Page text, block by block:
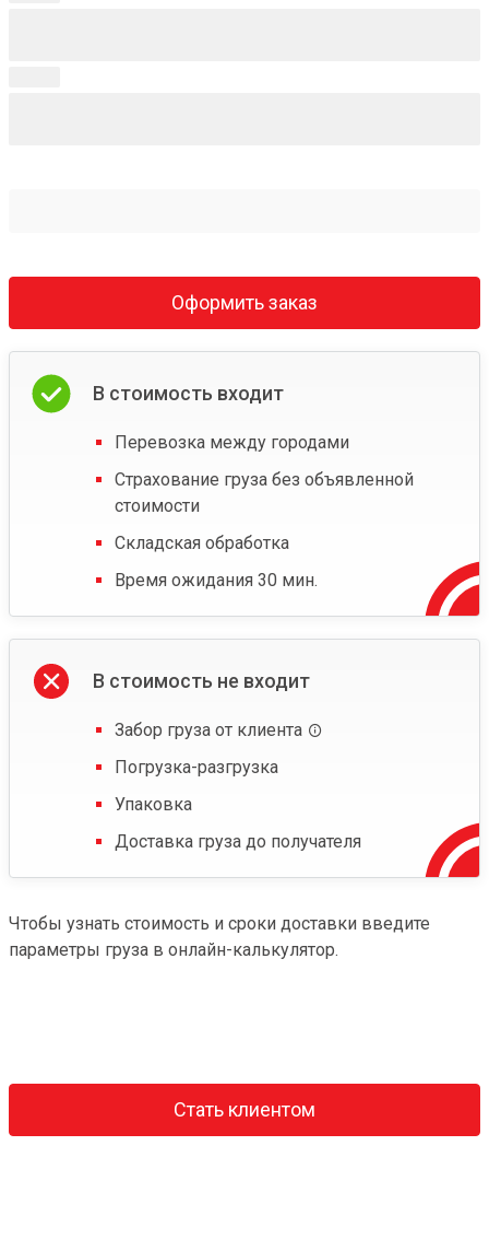
Оформить заказ
В стоимость входит
Перевозка между городами
Страхование груза без объявленной
стоимости
Складская обработка
Время ожидания 30 мин.
В стоимость не входит
Забор груза от клиента
Погрузка-разгрузка
Упаковка
Доставка груза до получателя
Чтобы узнать стоимость и сроки доставки введите
параметры груза в онлайн-калькулятор.
Стать клиентом